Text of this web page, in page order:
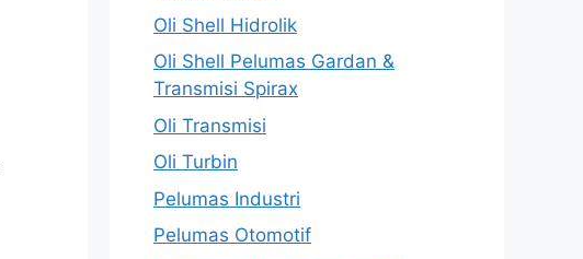
Oli Shell Hidrolik
Oli Shell Pelumas Gardan &
Transmisi Spirax
Oli Transmisi
Oli Turbin
Pelumas Industri
Pelumas Otomotif